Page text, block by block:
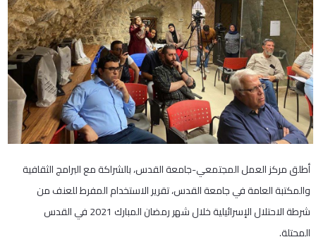
أطلق مركز العمل المجتمعي-جامعة القدس، بالشراكة مع البرامج الثقافية
والمكتبة العامة في جامعة القدس، تقرير الاستخدام المفرط للعنف من
شرطة الاحتلال الإسرائيلية خلال شهر رمضان المبارك 2021 في القدس
المحتلة.